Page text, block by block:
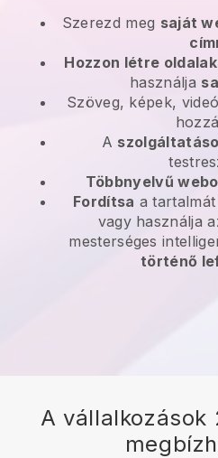
Szerezd meg saját
Hozzon létre
használja
Szöveg, képek,
A
Többnyelvű
Fordítsa a
vagy használja
mesterséges
történő
A vállalkozások